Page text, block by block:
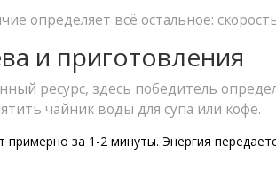
определяет всё остальное:
и приготовления
ресурс, здесь победитель
чайник воды для супа или кофе.
примерно за 1-2 минуты. Энергия